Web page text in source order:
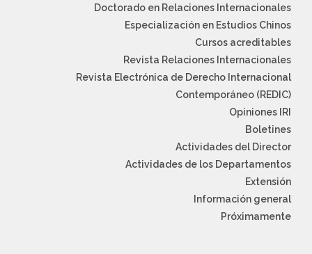
Doctorado en Relaciones Internacionales
Especialización en Estudios Chinos
Cursos acreditables
Revista Relaciones Internacionales
Revista Electrónica de Derecho Internacional
Contemporáneo (REDIC)
Opiniones IRI
Boletines
Actividades del Director
Actividades de los Departamentos
Extensión
Información general
Próximamente